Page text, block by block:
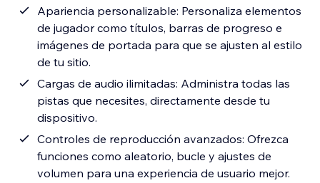
Apariencia personalizable: Personaliza elementos
de jugador como títulos, barras de progreso e
imágenes de portada para que se ajusten al estilo
de tu sitio.
Cargas de audio ilimitadas: Administra todas las
pistas que necesites, directamente desde tu
dispositivo.
Controles de reproducción avanzados: Ofrezca
funciones como aleatorio, bucle y ajustes de
volumen para una experiencia de usuario mejor.